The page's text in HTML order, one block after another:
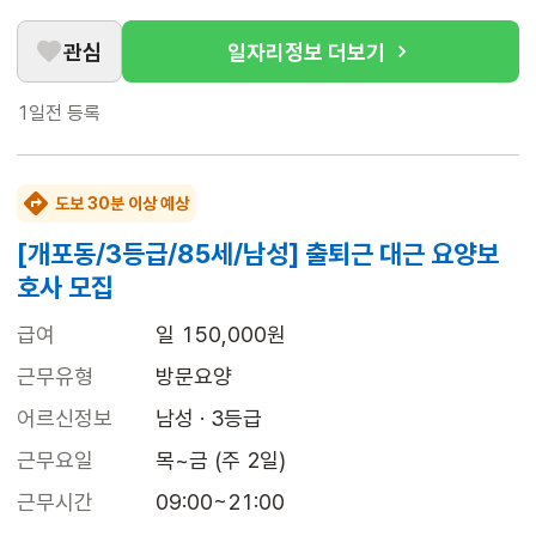
관심 일자리정보 더보기
1일전 등록
도보 30분 이상 예상
[개포동/3등급/85세/남성] 출퇴근 대근 요양보
호사 모집
급여
일 150,000원
근무유형
방문요양
어르신정보
남성 · 3등급
근무요일
목~금 (주 2일)
근무시간
09:00~21:00